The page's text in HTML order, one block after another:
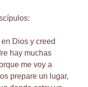
Dios y creed
hay muchas
me voy a
prepare un lugar,